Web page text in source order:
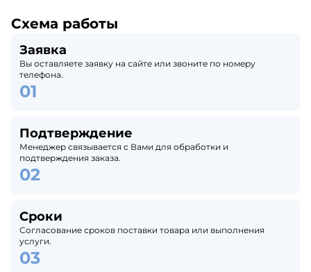
Схема работы
Заявка
Вы оставляете заявку на сайте или звоните по номеру
телефона.
Подтверждение
Менеджер связывается с Вами для обработки и
подтверждения заказа.
Сроки
Согласование сроков поставки товара или выполнения
услуги.